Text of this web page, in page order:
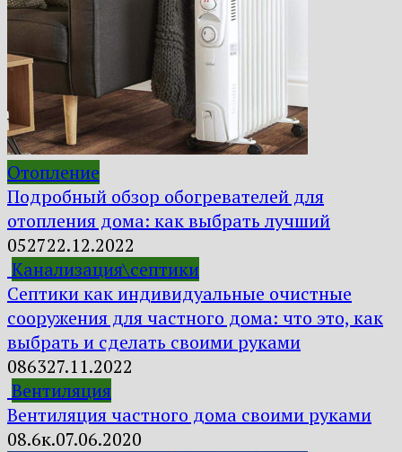
Отопление
Подробный обзор обогревателей для
отопления дома: как выбрать лучший
052722.12.2022
Канализация\септики
Септики как индивидуальные очистные
сооружения для частного дома: что это, как
выбрать и сделать своими руками
086327.11.2022
Вентиляция
Вентиляция частного дома своими руками
08.6к.07.06.2020